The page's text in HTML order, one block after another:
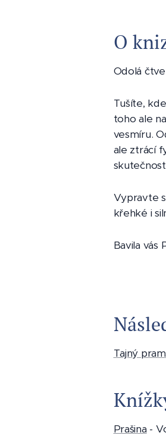
O
Odolá
Tušíte,
toho ale
vesmíru.
ale ztrácí
Vypravte
křehké i
Bavila vás
Tajný
Prašina -